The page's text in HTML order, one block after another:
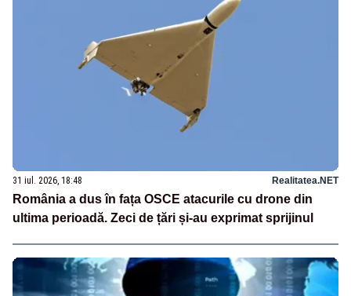
31 iul. 2026, 18:48 Realitatea.NET
România a dus în fața OSCE atacurile cu drone din
ultima perioadă. Zeci de țări și-au exprimat sprijinul